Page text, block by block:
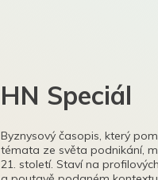
HN Speciál
Byznysový časopis, který
témata ze světa podnikání,
21. století. Staví na